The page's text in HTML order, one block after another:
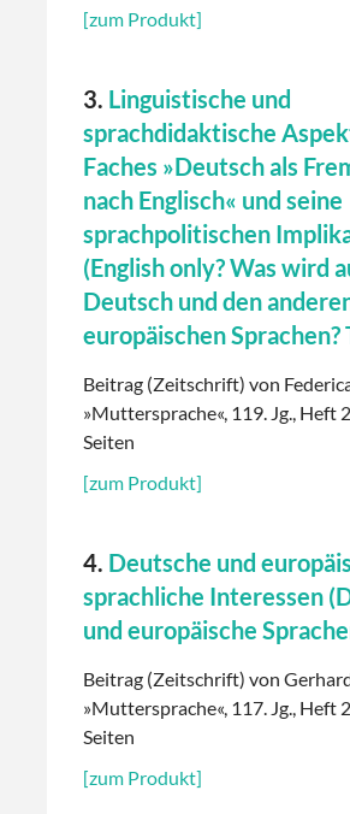
[zum Produkt]
3. Linguistische und
sprachdidaktische
Faches »Deutsch als
nach Englisch« und seine
sprachpolitischen
(English only? Was wird
Deutsch und den
europäischen Sprachen?
Beitrag (Zeitschrift) von
»Muttersprache«, 119. Jg., Heft
Seiten
[zum Produkt]
4. Deutsche und
sprachliche Interessen
und europäische
Beitrag (Zeitschrift) von
»Muttersprache«, 117. Jg., Heft
Seiten
[zum Produkt]